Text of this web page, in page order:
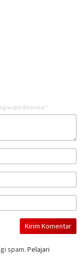
wajib ditandai *
spam. Pelajari